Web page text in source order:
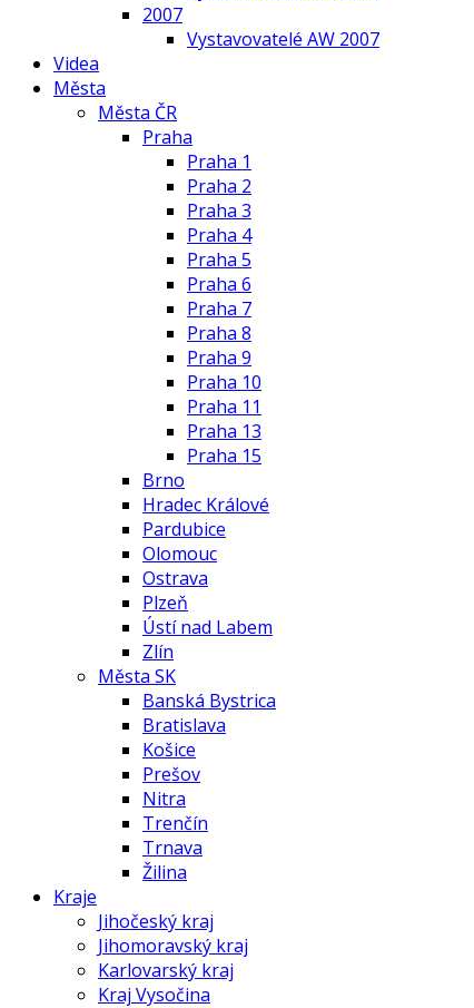
2007
Vystavovatelé AW 2007
Videa
Města
Města ČR
Praha
Praha 1
Praha 2
Praha 3
Praha 4
Praha 5
Praha 6
Praha 7
Praha 8
Praha 9
Praha 10
Praha 11
Praha 13
Praha 15
Brno
Hradec Králové
Pardubice
Olomouc
Ostrava
Plzeň
Ústí nad Labem
Zlín
Města SK
Banská Bystrica
Bratislava
Košice
Prešov
Nitra
Trenčín
Trnava
Žilina
Kraje
Jihočeský kraj
Jihomoravský kraj
Karlovarský kraj
Kraj Vysočina